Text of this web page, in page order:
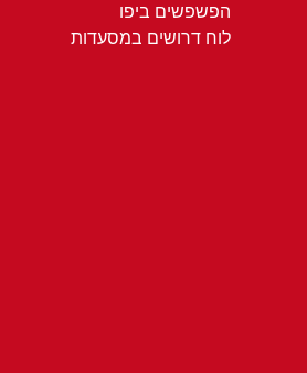
הפשפשים ביפו
לוח דרושים במסעדות